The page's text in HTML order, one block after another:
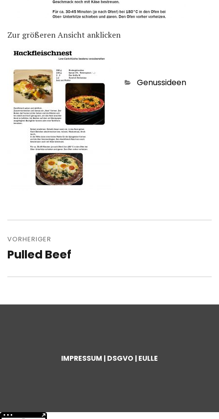
Zur größeren Ansicht anklicken
Genussideen
VORHERIGER
Pulled Beef
IMPRESSUM | DSGVO | EULLE
Weitere Informationen über den gesperrten Inhalt.